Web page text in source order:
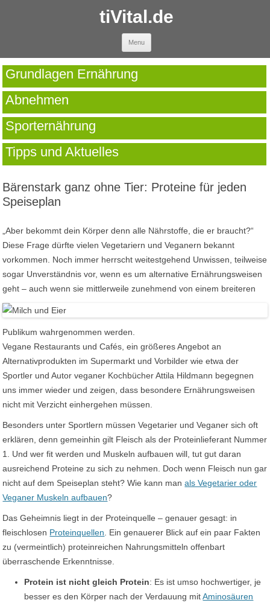
tiVital.de
Menu
Grundlagen Ernährung
Abnehmen
Sporternährung
Tipps und Aktuelles
Bärenstark ganz ohne Tier: Proteine für jeden
Speiseplan
„Aber bekommt dein Körper denn alle Nährstoffe, die er braucht?“
Diese Frage dürfte vielen Vegetariern und Veganern bekannt
vorkommen. Noch immer herrscht weitestgehend Unwissen, teilweise
sogar Unverständnis vor, wenn es um alternative Ernährungsweisen
geht –auch wenn sie mittlerweile zunehmend von einem breiteren
Publikum wahrgenommen werden.
Vegane Restaurants und Cafés, ein größeres Angebot an
Alternativprodukten im Supermarkt und Vorbilder wie etwa der
Sportler und Autor veganer Kochbücher Attila Hildmann begegnen
uns immer wieder und zeigen, dass besondere Ernährungsweisen
nicht mit Verzicht einhergehen müssen.
Besonders unter Sportlern müssen Vegetarier und Veganer sich oft
erklären, denn gemeinhin gilt Fleisch als der Proteinlieferant Nummer
1. Und wer fit werden und Muskeln aufbauen will, tut gut daran
ausreichend Proteine zu sich zu nehmen. Doch wenn Fleisch nun gar
nicht auf dem Speiseplan steht? Wie kann manals Vegetarier oder
Veganer Muskeln aufbauen?
Das Geheimnis liegt in der Proteinquelle – genauer gesagt: in
fleischlosen Proteinquellen . Ein genauerer Blick auf ein paar Fakten
zu (vermeintlich) proteinreichen Nahrungsmitteln offenbart
überraschende Erkenntnisse.
Protein ist nicht gleich Protein: Es ist umso hochwertiger, je
besser es den Körper nach der Verdauung mitAminosäuren